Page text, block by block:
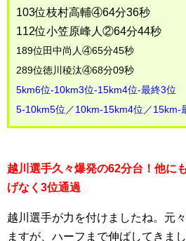
103位枝村高輔④64分36秒
112位小笠原峰人②64分44秒
189位田中尚人④65分45秒
289位徳川稜汰④68分09秒
5km6位-10km3位-15km4位-最終3位
5-10km5位／10km-15km4位／15km-
越川選手久々爆発の62分台！他に
げなく3位通過
越川選手が力を付けましたね。元
ますが、ハーフまで伸ばしてきま